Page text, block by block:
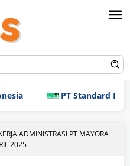
PT Standard
ADMINISTRASI PT MAYORA
2025